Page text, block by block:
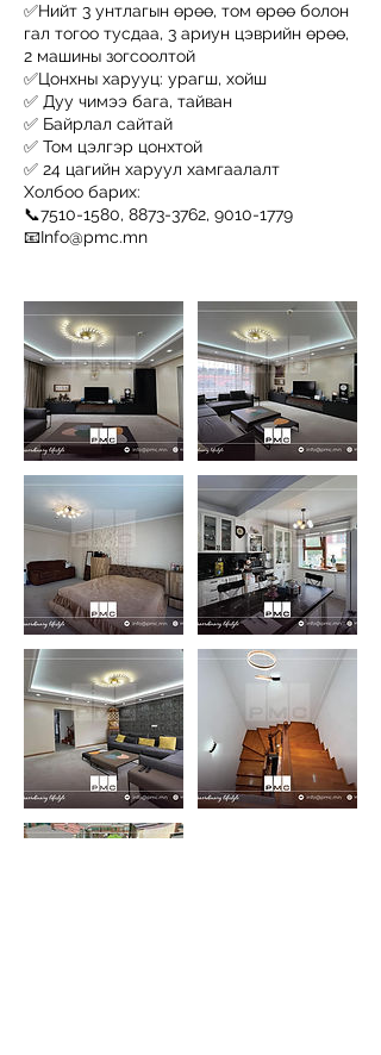
✅Нийт 3 унтлагын өрөө, том өрөө болон
гал тогоо тусдаа, 3 ариун цэврийн өрөө,
2 машины зогсоолтой
✅Цонхны харууц: урагш, хойш
✅ Дуу чимээ бага, тайван
✅ Байрлал сайтай
✅ Том цэлгэр цонхтой
✅ 24 цагийн харуул хамгаалалт
Холбоо барих:
📞7510-1580, 8873-3762, 9010-1779
📧Info@pmc.mn